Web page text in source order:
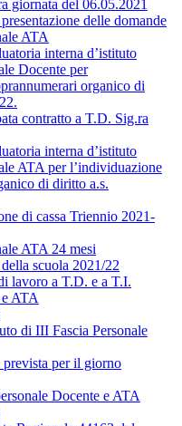
giornata del 06.05.2021
delle domande
ATA
interna d’istituto
Docente per
organico di
contratto a T.D. Sig.ra
interna d’istituto
ATA per l’individuazione
di diritto a.s.
di cassa Triennio 2021-
ATA 24 mesi
scuola 2021/22
lavoro a T.D. e a T.I.
ATA
di III Fascia Personale
per il giorno
Docente e ATA